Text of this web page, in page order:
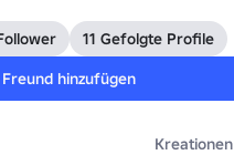
11 Gefolgte Profile
Freund hinzufügen
Kreationen